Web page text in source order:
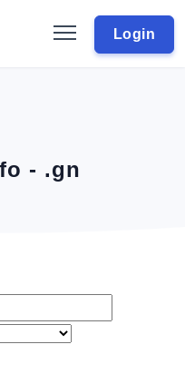
Login
- .gn